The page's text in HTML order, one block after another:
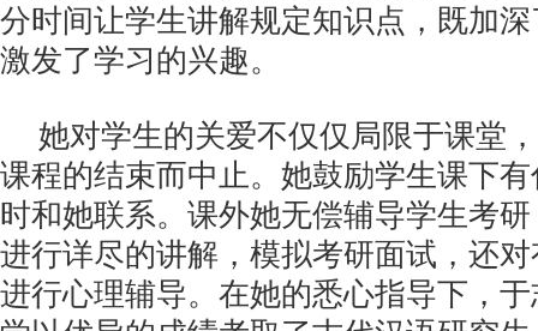
分时间让学生讲解规定知识点，既加
激发了学习的兴趣。
她对学生的关爱不仅仅局限于课堂
课程的结束而中止。她鼓励学生课下
时和她联系。课外她无偿辅导学生考
进行详尽的讲解，模拟考研面试，还
进行心理辅导。在她的悉心指导下，